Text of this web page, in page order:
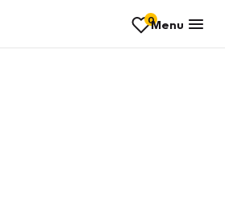
0Menu